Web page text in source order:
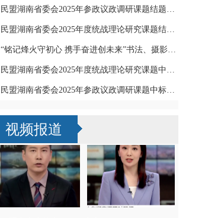
湘西 郴州 民盟湖南省委会2025年参政议政调研课题结题公告
民盟湖南省委会2025年度统战理论研究课题结题公告
“铭记烽火守初心 携手奋进创未来”书法、摄影、绘画作品征集启事
民盟湖南省委会2025年度统战理论研究课题中标公告
民盟湖南省委会2025年参政议政调研课题中标公告
视频报道